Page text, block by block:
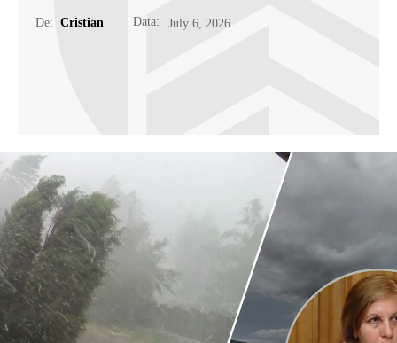
De: Cristian Data: July 6, 2026